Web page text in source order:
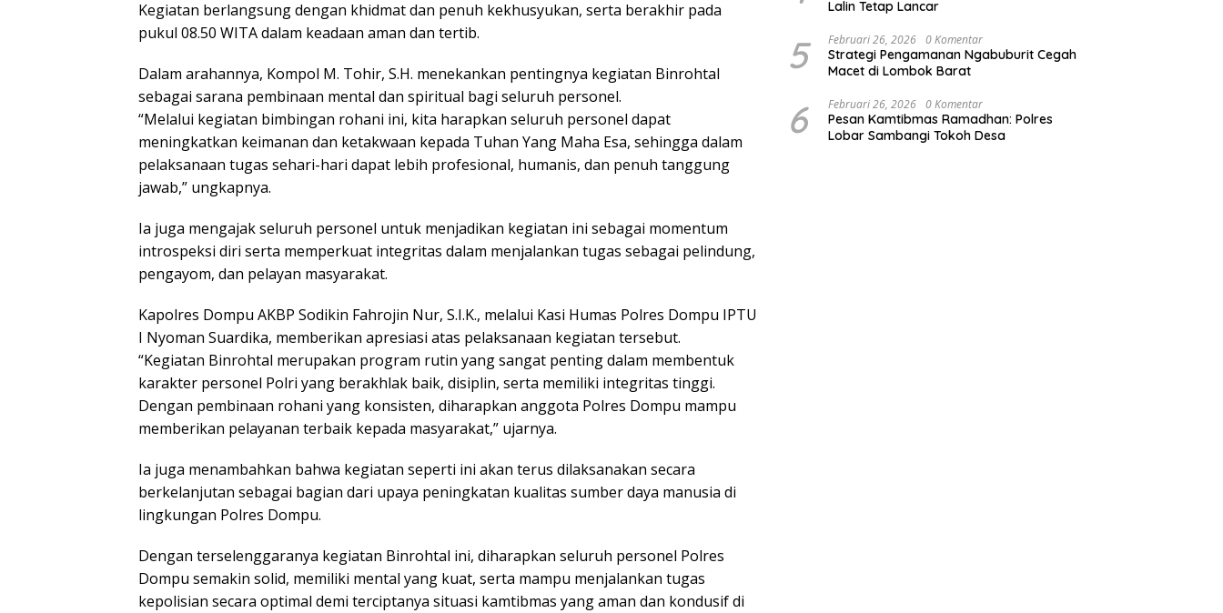
Kegiatan berlangsung dengan khidmat dan penuh kekhusyukan, serta berakhir pada
pukul 08.50 WITA dalam keadaan aman dan tertib.
Dalam arahannya, Kompol M. Tohir, S.H. menekankan pentingnya kegiatan Binrohtal
sebagai sarana pembinaan mental dan spiritual bagi seluruh personel.
“Melalui kegiatan bimbingan rohani ini, kita harapkan seluruh personel dapat
meningkatkan keimanan dan ketakwaan kepada Tuhan Yang Maha Esa, sehingga dalam
pelaksanaan tugas sehari-hari dapat lebih profesional, humanis, dan penuh tanggung
jawab,” ungkapnya.
Ia juga mengajak seluruh personel untuk menjadikan kegiatan ini sebagai momentum
introspeksi diri serta memperkuat integritas dalam menjalankan tugas sebagai pelindung,
pengayom, dan pelayan masyarakat.
Kapolres Dompu AKBP Sodikin Fahrojin Nur, S.I.K., melalui Kasi Humas Polres Dompu IPTU
I Nyoman Suardika, memberikan apresiasi atas pelaksanaan kegiatan tersebut.
“Kegiatan Binrohtal merupakan program rutin yang sangat penting dalam membentuk
karakter personel Polri yang berakhlak baik, disiplin, serta memiliki integritas tinggi.
Dengan pembinaan rohani yang konsisten, diharapkan anggota Polres Dompu mampu
memberikan pelayanan terbaik kepada masyarakat,” ujarnya.
Ia juga menambahkan bahwa kegiatan seperti ini akan terus dilaksanakan secara
berkelanjutan sebagai bagian dari upaya peningkatan kualitas sumber daya manusia di
lingkungan Polres Dompu.
Dengan terselenggaranya kegiatan Binrohtal ini, diharapkan seluruh personel Polres
Dompu semakin solid, memiliki mental yang kuat, serta mampu menjalankan tugas
kepolisian secara optimal demi terciptanya situasi kamtibmas yang aman dan kondusif di
Lalin Tetap Lancar
5 Februari 26, 2026 0 Komentar
Strategi Pengamanan Ngabuburit Cegah
Macet di Lombok Barat
6 Februari 26, 2026 0 Komentar
Pesan Kamtibmas Ramadhan: Polres
Lobar Sambangi Tokoh Desa